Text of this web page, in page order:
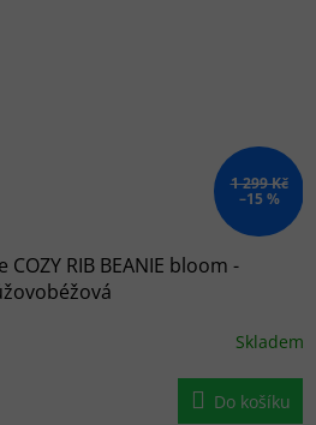
1 299 Kč
–15 %
COZY RIB BEANIE bloom -
Skladem
Do košíku